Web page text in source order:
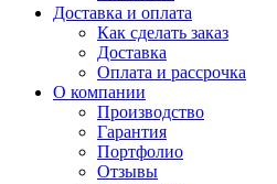
Доставка и оплата
Как сделать заказ
Доставка
Оплата и рассрочка
О компании
Производство
Гарантия
Портфолио
Отзывы